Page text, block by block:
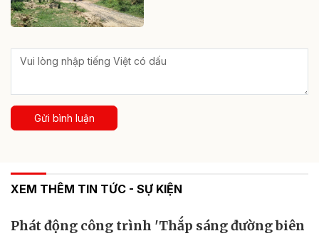
Gửi bình luận
XEM THÊM TIN TỨC - SỰ KIỆN
Phát động công trình 'Thắp sáng đường biên